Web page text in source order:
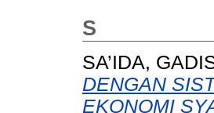
S
SA’IDA,
DENGAN
EKONOMI